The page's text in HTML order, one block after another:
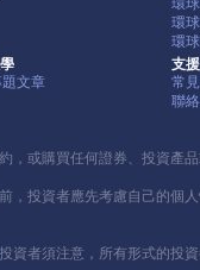
環
環
環
題⽂章
⽀援
常
聯
或購買任何證券、投資產
投資者應先考慮⾃⼰的
者須注意，所有形式的